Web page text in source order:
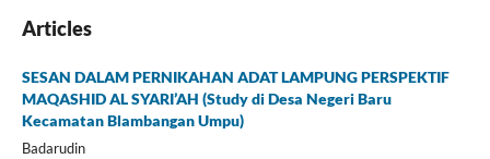
Articles
SESAN DALAM PERNIKAHAN ADAT LAMPUNG PERSPEKTIF
MAQASHID AL SYARI’AH (Study di Desa Negeri Baru
Kecamatan Blambangan Umpu)
Badarudin